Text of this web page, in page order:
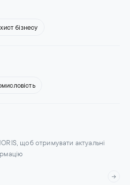
бізнесу
щоб отримувати актуальні